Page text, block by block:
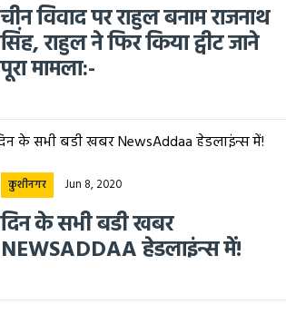
चीन विवाद पर राहुल बनाम राजनाथ
सिंह, राहुल ने फिर किया ट्वीट जाने
पूरा मामला:-
कुशीनगर Jun 8, 2020
दिन के सभी बडी खबर
NEWSADDAA हेडलाइंन्स में!